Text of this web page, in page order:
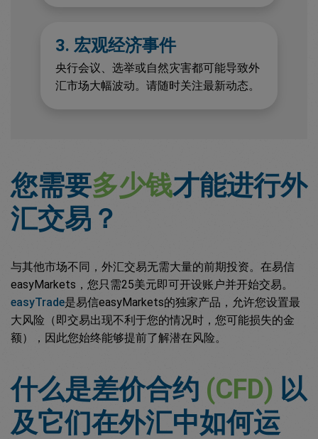
3. 宏观经济事件
央行会议、选举或自然灾害都可能导致外
汇市场大幅波动。请随时关注最新动态。
您需要多少钱才能进行外
汇交易？
与其他市场不同，外汇交易无需大量的前期投资。在易信
easyMarkets，您只需25美元即可开设账户并开始交易。
easyTrade是易信easyMarkets的独家产品，允许您设置最
大风险（即交易出现不利于您的情况时，您可能损失的金
额），因此您始终能够提前了解潜在风险。
什么是差价合约 (CFD) 以
及它们在外汇中如何运